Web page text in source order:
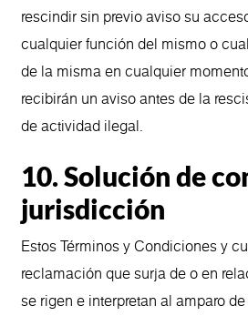
rescindir sin previo aviso su
cualquier función del mismo o
de la misma en cualquier
recibirán un aviso antes de la
de actividad ilegal.
10. Solución de
jurisdicción
Estos Términos y Condiciones y
reclamación que surja de o en
se rigen e interpretan al amparo